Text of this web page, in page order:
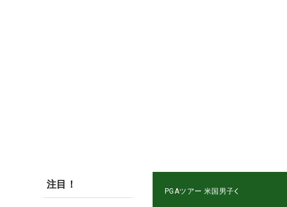
注目！
PGAツアー 米国男子